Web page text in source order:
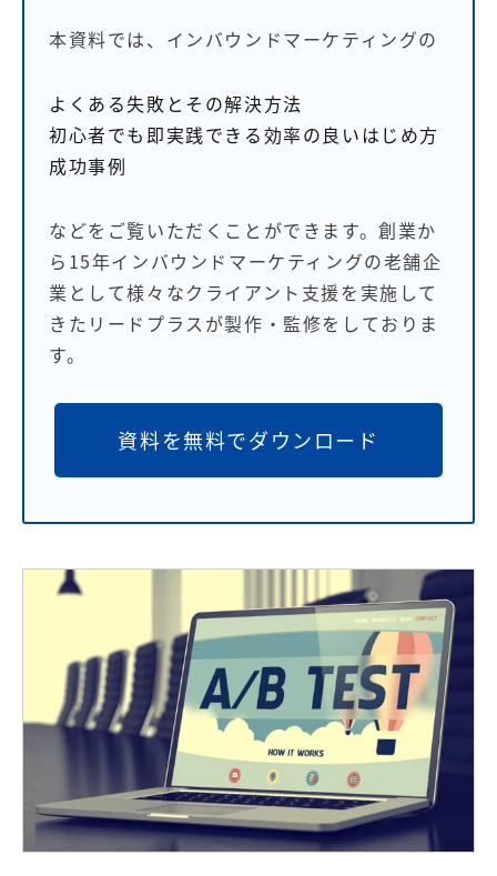
本資料では、インバウンドマーケティングの
よくある失敗とその解決方法
初心者でも即実践できる効率の良いはじめ方
成功事例
などをご覧いただくことができます。創業か
ら15年インバウンドマーケティングの老舗企
業として様々なクライアント支援を実施して
きたリードプラスが製作・監修をしておりま
す。
資料を無料でダウンロード